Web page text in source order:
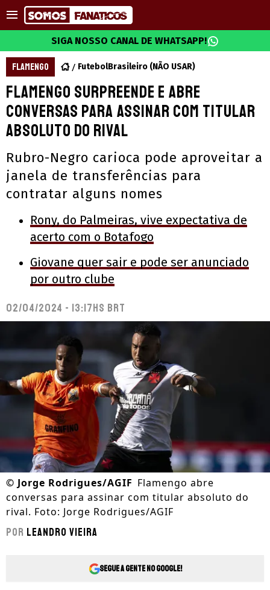
SIGA NOSSO CANAL DE WHATSAPP!
FLAMENGO FutebolBrasileiro (NÃO USAR)
Flamengo surpreende e abre
conversas para assinar com titular
absoluto do rival
Rubro-Negro carioca pode aproveitar a
janela de transferências para
contratar alguns nomes
Rony, do Palmeiras, vive expectativa de
acerto com o Botafogo
Giovane quer sair e pode ser anunciado
por outro clube
02/04/2024 - 13:17hs BRT
© Jorge Rodrigues/AGIF Flamengo abre
conversas para assinar com titular absoluto do
rival. Foto: Jorge Rodrigues/AGIF
Por Leandro Vieira
Segue a gente no Google!